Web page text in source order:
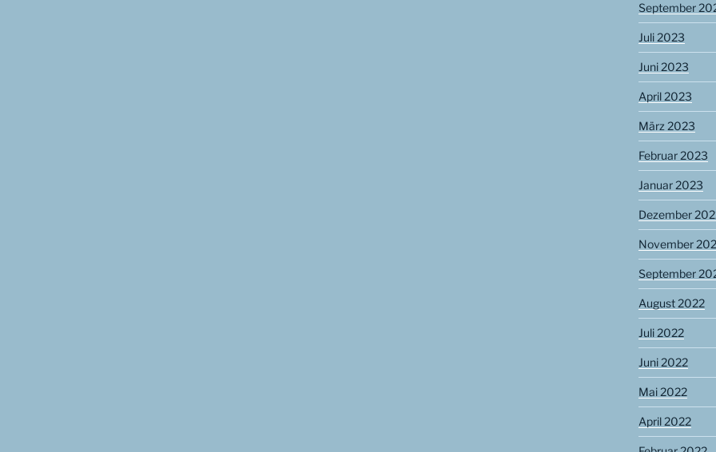
September
Juli 2023
Juni 2023
April 2023
März 2023
Februar 2023
Januar 2023
Dezember
November
September
August 2022
Juli 2022
Juni 2022
Mai 2022
April 2022